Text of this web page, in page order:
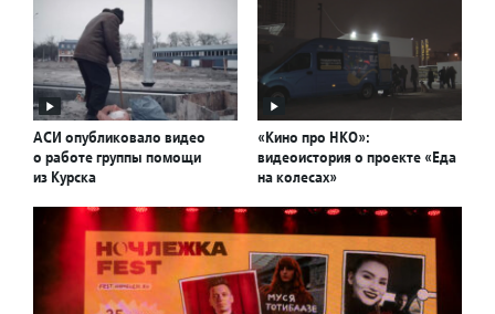
АСИ опубликовало видео
о работе группы помощи
из Курска
«Кино про НКО»:
видеоистория о проекте «Еда
на колесах»